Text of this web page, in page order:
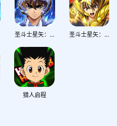
圣斗士星矢：重生2 圣斗士星矢：重生
猎人启程